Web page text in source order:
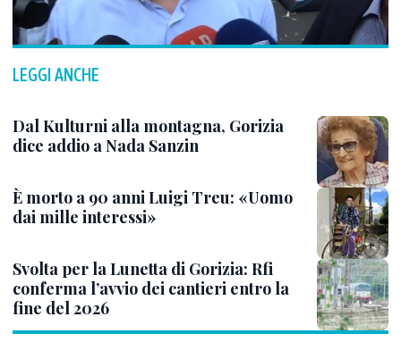
LEGGI ANCHE
Dal Kulturni alla montagna, Gorizia
dice addio a Nada Sanzin
È morto a 90 anni Luigi Treu: «Uomo
dai mille interessi»
Svolta per la Lunetta di Gorizia: Rfi
conferma l’avvio dei cantieri entro la
fine del 2026